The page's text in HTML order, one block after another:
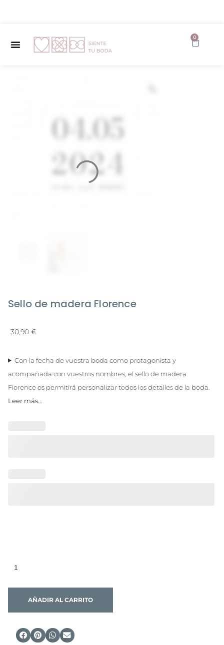
0
Sello de madera Florence
30,90 €
Con la fecha de vuestra boda como protagonista y
acompañada con vuestros nombres, el sello de madera
Florence os permitirá personalizar todos los detalles de la boda.
Leer más…
AÑADIR AL CARRITO